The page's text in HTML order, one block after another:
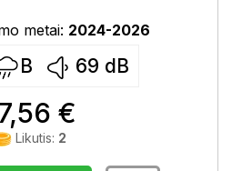
metai: 2024-2026
B 69 dB
€
Likutis: 2